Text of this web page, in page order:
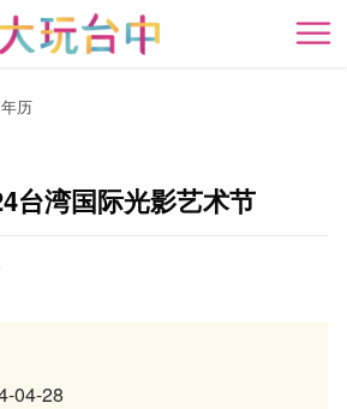
开
历
台湾国际光影艺术节
04-28